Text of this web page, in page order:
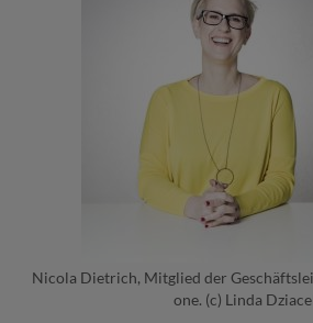
Nicola Dietrich, Mitglied der
one. (c) Linda